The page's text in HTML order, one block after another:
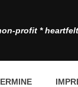
profit * heartfelt